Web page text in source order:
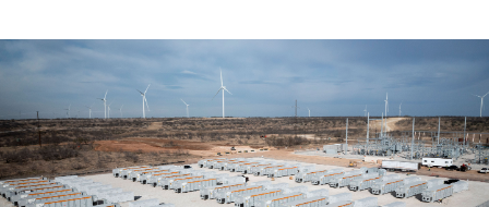
Parco eolico + storage di Azure Sky, USA